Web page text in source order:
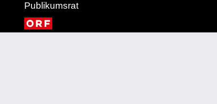
Publikumsrat